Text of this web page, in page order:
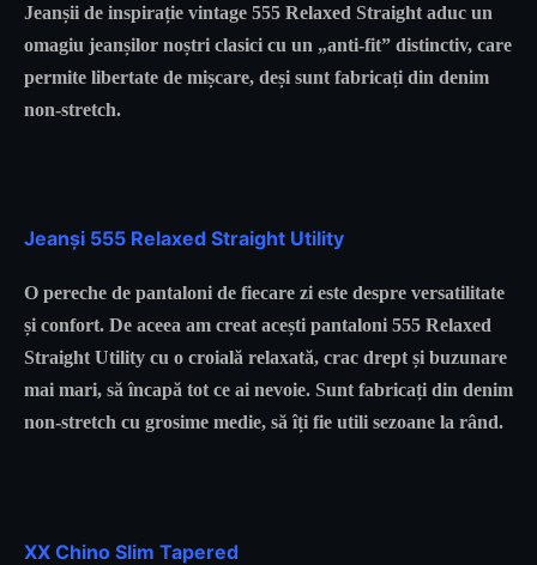
Jeanșii de inspirație vintage 555 Relaxed Straight aduc un
omagiu jeanșilor noștri clasici cu un „anti-fit” distinctiv, care
permite libertate de mișcare, deși sunt fabricați din denim
non-stretch.
Jeanși 555 Relaxed Straight Utility
O pereche de pantaloni de fiecare zi este despre versatilitate
și confort. De aceea am creat acești pantaloni 555 Relaxed
Straight Utility cu o croială relaxată, crac drept și buzunare
mai mari, să încapă tot ce ai nevoie. Sunt fabricați din denim
non-stretch cu grosime medie, să îți fie utili sezoane la rând.
XX Chino Slim Tapered